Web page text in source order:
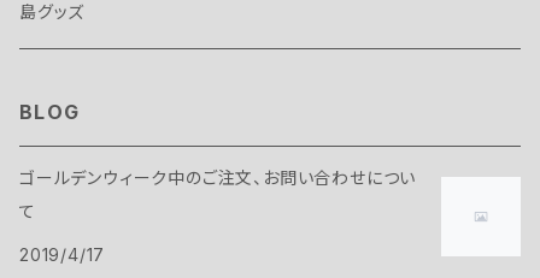
島グッズ
BLOG
ゴールデンウィーク中のご注文、お問い合わせについ
て
2019/4/17